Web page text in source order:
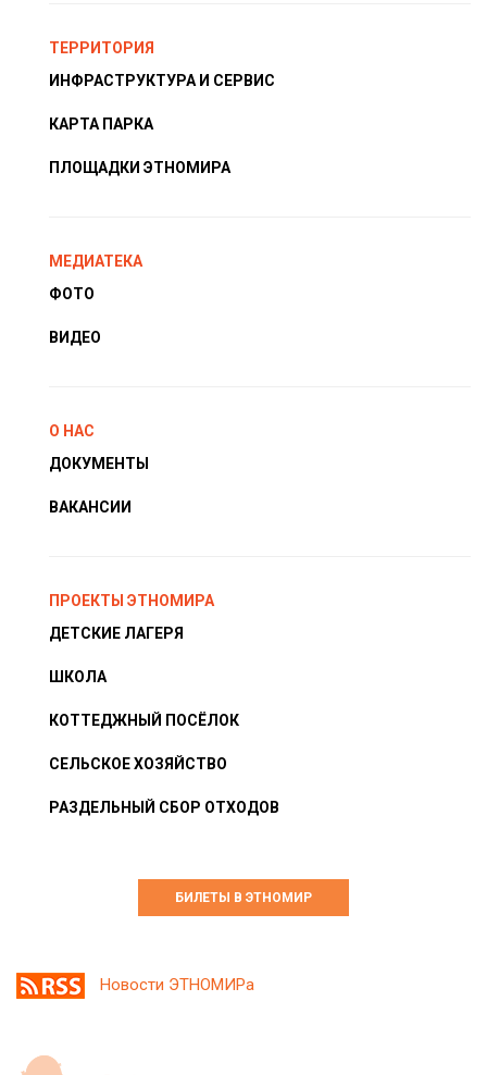
ТЕРРИТОРИЯ
ИНФРАСТРУКТУРА И СЕРВИС
КАРТА ПАРКА
ПЛОЩАДКИ ЭТНОМИРА
МЕДИАТЕКА
ФОТО
ВИДЕО
О НАС
ДОКУМЕНТЫ
ВАКАНСИИ
ПРОЕКТЫ ЭТНОМИРА
ДЕТСКИЕ ЛАГЕРЯ
ШКОЛА
КОТТЕДЖНЫЙ ПОСЁЛОК
СЕЛЬСКОЕ ХОЗЯЙСТВО
РАЗДЕЛЬНЫЙ СБОР ОТХОДОВ
БИЛЕТЫ В ЭТНОМИР
Новости ЭТНОМИРа